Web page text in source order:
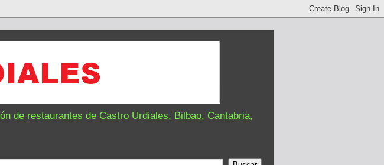
de restaurantes de Castro Urdiales, Bilbao, Cantabria,